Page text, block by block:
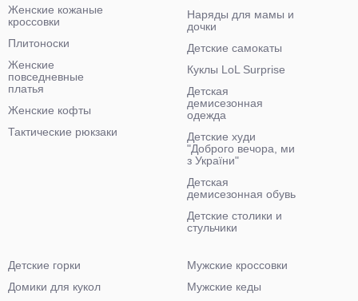
Женские кожаные
кроссовки
Плитоноски
Женские
повседневные
платья
Женские кофты
Тактические рюкзаки
Наряды для мамы и
дочки
Детские самокаты
Куклы LoL Surprise
Детская
демисезонная
одежда
Детские худи
"Доброго вечора, ми
з України"
Детская
демисезонная обувь
Детские столики и
стульчики
Детские горки
Домики для кукол
Мужские кроссовки
Мужские кеды